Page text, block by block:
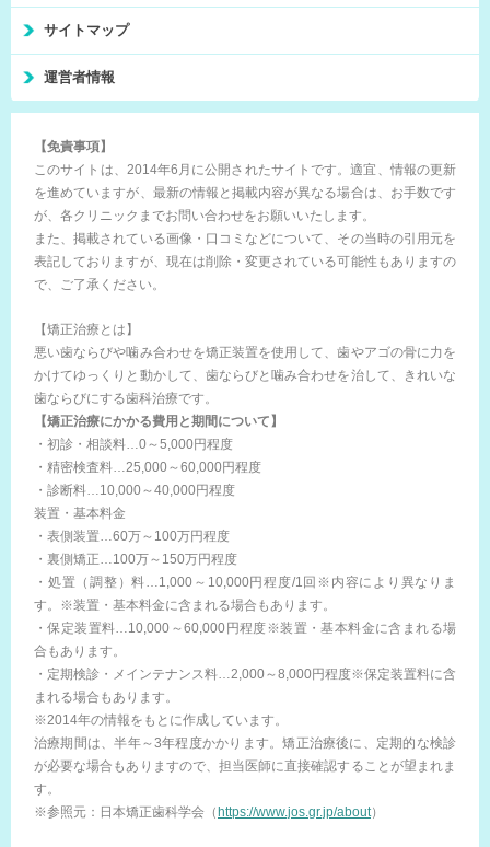
サイトマップ
運営者情報
【免責事項】
このサイトは、2014年6月に公開されたサイトです。適宜、情報の更新
を進めていますが、最新の情報と掲載内容が異なる場合は、お手数です
が、各クリニックまでお問い合わせをお願いいたします。
また、掲載されている画像・口コミなどについて、その当時の引用元を
表記しておりますが、現在は削除・変更されている可能性もありますの
で、ご了承ください。
【矯正治療とは】
悪い歯ならびや噛み合わせを矯正装置を使用して、歯やアゴの骨に力を
かけてゆっくりと動かして、歯ならびと噛み合わせを治して、きれいな
歯ならびにする歯科治療です。
【矯正治療にかかる費用と期間について】
・初診・相談料…0～5,000円程度
・精密検査料…25,000～60,000円程度
・診断料…10,000～40,000円程度
装置・基本料金
・表側装置…60万～100万円程度
・裏側矯正…100万～150万円程度
・処置（調整）料…1,000～10,000円程度/1回※内容により異なりま
す。※装置・基本料金に含まれる場合もあります。
・保定装置料…10,000～60,000円程度※装置・基本料金に含まれる場
合もあります。
・定期検診・メインテナンス料…2,000～8,000円程度※保定装置料に含
まれる場合もあります。
※2014年の情報をもとに作成しています。
治療期間は、半年～3年程度かかります。矯正治療後に、定期的な検診
が必要な場合もありますので、担当医師に直接確認することが望まれま
す。
※参照元：日本矯正歯科学会（https://www.jos.gr.jp/about）